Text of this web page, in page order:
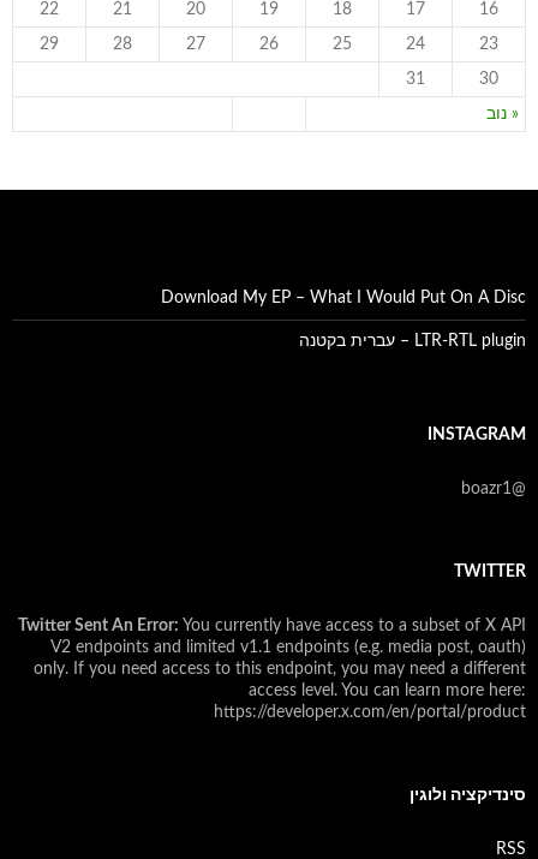
« נוב
16
17
18
19
20
21
22
23
24
25
26
27
28
29
30
31
Download My EP – What I Would Put On A Disc
LTR-RTL plugin – עברית בקטנה
INSTAGRAM
@boazr1
TWITTER
Twitter Sent An Error: You currently have access to a subset of X API
V2 endpoints and limited v1.1 endpoints (e.g. media post, oauth)
only. If you need access to this endpoint, you may need a different
access level. You can learn more here:
https://developer.x.com/en/portal/product
סינדיקציה ולוגין
RSS